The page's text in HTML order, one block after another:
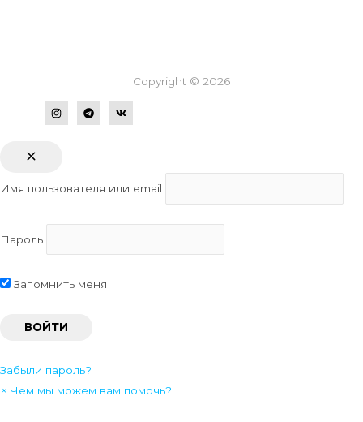
Copyright © 2026
Имя пользователя или email
Пароль
Запомнить меня
Забыли пароль?
× Чем мы можем вам помочь?